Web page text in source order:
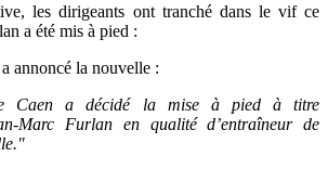
les dirigeants ont tranché dans le vif ce
a été mis à pied :
annoncé la nouvelle :
Caen a décidé la mise à pied à titre
Marc Furlan en qualité d’entraîneur de